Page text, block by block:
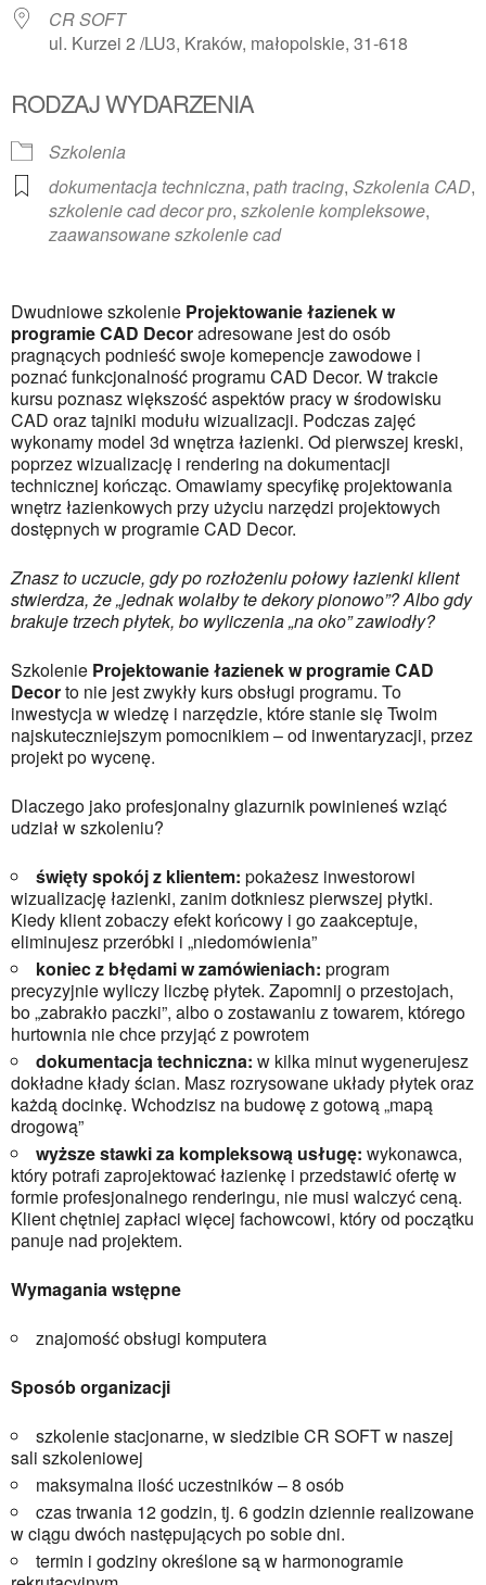
CR SOFT
ul. Kurzei 2 /LU3, Kraków, małopolskie, 31-618
RODZAJ WYDARZENIA
Szkolenia
dokumentacja techniczna, path tracing, Szkolenia CAD,
szkolenie cad decor pro, szkolenie kompleksowe,
zaawansowane szkolenie cad
Dwudniowe szkolenie Projektowanie łazienek w
programie CAD Decoradresowane jest do osób
pragnących podnieść swoje komepencje zawodowe i
poznać funkcjonalność programu CAD Decor. W trakcie
kursu poznasz większość aspektów pracy w środowisku
CAD oraz tajniki modułu wizualizacji. Podczas zajęć
wykonamy model 3d wnętrza łazienki. Od pierwszej kreski,
poprzez wizualizację i rendering na dokumentacji
technicznej kończąc. Omawiamy specyfikę projektowania
wnętrz łazienkowych przy użyciu narzędzi projektowych
dostępnych w programie CAD Decor.
Znasz to uczucie, gdy po rozłożeniu połowy łazienki klient
stwierdza, że „jednak wolałby te dekory pionowo”? Albo gdy
brakuje trzech płytek, bo wyliczenia „na oko” zawiodły?
Szkolenie Projektowanie łazienek w programie CAD
Decorto nie jest zwykły kurs obsługi programu. To
inwestycja w wiedzę i narzędzie, które stanie się Twoim
najskuteczniejszym pomocnikiem – od inwentaryzacji, przez
projekt po wycenę.
Dlaczego jako profesjonalny glazurnik powinieneś wziąć
udział w szkoleniu?
święty spokój z klientem: pokażesz inwestorowi
wizualizację łazienki, zanim dotkniesz pierwszej płytki.
Kiedy klient zobaczy efekt końcowy i go zaakceptuje,
eliminujesz przeróbki i „niedomówienia”
koniec z błędami w zamówieniach: program
precyzyjnie wyliczy liczbę płytek. Zapomnij o przestojach,
bo „zabrakło paczki”, albo o zostawaniu z towarem, którego
hurtownia nie chce przyjąć z powrotem
dokumentacja techniczna: w kilka minut wygenerujesz
dokładne kłady ścian. Masz rozrysowane układy płytek oraz
każdą docinkę. Wchodzisz na budowę z gotową „mapą
drogową”
wyższe stawki za kompleksową usługę: wykonawca,
który potrafi zaprojektować łazienkę i przedstawić ofertę w
formie profesjonalnego renderingu, nie musi walczyć ceną.
Klient chętniej zapłaci więcej fachowcowi, który od początku
panuje nad projektem.
Wymagania wstępne
znajomość obsługi komputera
Sposób organizacji
szkolenie stacjonarne, w siedzibie CR SOFT w naszej
sali szkoleniowej
maksymalna ilość uczestników – 8 osób
czas trwania 12 godzin, tj. 6 godzin dziennie realizowane
w ciągu dwóch następujących po sobie dni.
termin i godziny określone są w harmonogramie